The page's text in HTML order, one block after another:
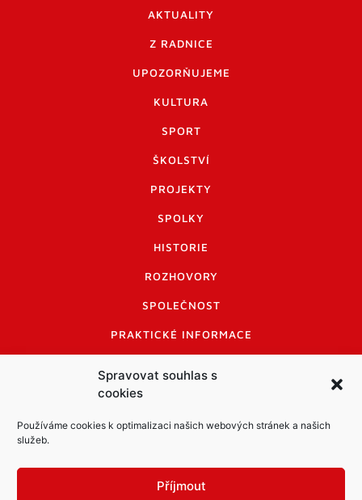
Spravovat souhlas s
cookies
Používáme cookies k optimalizaci našich webových stránek a našich
služeb.
Příjmout
AKTUALITY
Z RADNICE
UPOZORŇUJEME
KULTURA
SPORT
ŠKOLSTVÍ
PROJEKTY
SPOLKY
HISTORIE
ROZHOVORY
SPOLEČNOST
PRAKTICKÉ INFORMACE
INFORMACE A KODEX DISKUTUJÍCÍCH
LOGO A LOGO MANUÁL